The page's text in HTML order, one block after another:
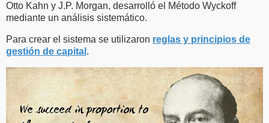
Otto Kahn y J.P. Morgan, desarrolló el Método Wyckoff
mediante un análisis sistemático.
Para crear el sistema se utilizaron reglas y principios de
gestión de capital .